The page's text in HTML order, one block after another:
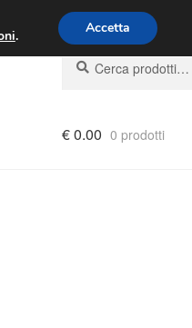
- 16:00 800 580 290
Cerca:
Cerca
€0.00 0 prodotti
. Accetta